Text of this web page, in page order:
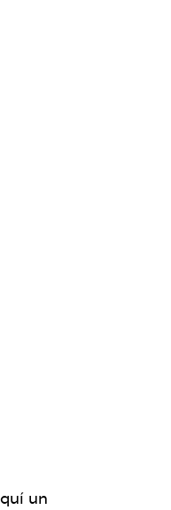
un